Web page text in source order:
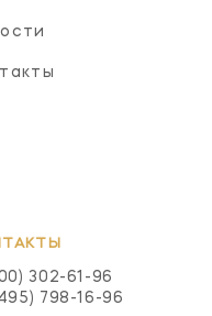
302-61-96
798-16-96